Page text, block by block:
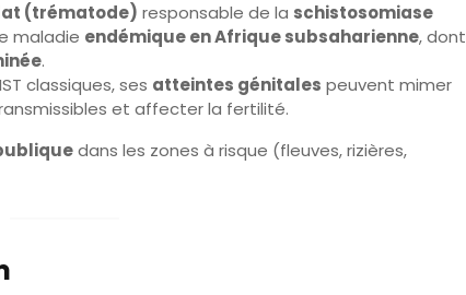
(trématode) responsable de la schistosomiase
maladie endémique en Afrique subsaharienne, dont
.
classiques, ses atteintes génitales peuvent mimer
et affecter la fertilité.
dans les zones à risque (fleuves, rizières,